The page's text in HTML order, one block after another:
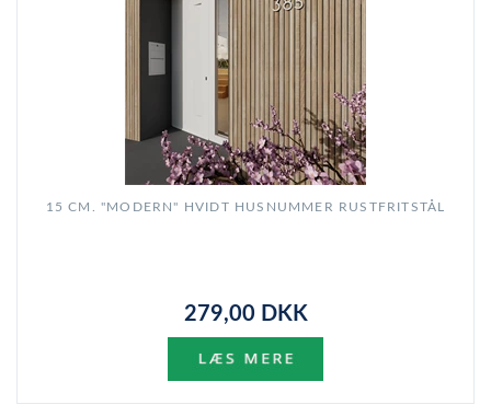
15 CM. "MODERN" HVIDT HUSNUMMER RUSTFRITSTÅL
279,00 DKK